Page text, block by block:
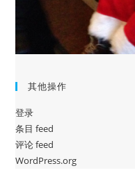
其他操作
登录
条目 feed
评论 feed
WordPress.org